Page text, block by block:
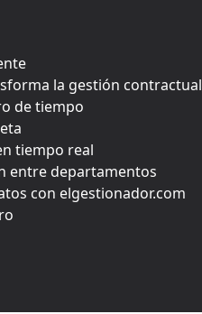
la gestión contractual
de tiempo
tiempo real
entre departamentos
con elgestionador.com